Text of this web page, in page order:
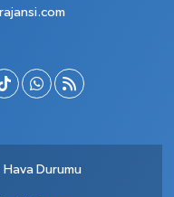
Hava Durumu